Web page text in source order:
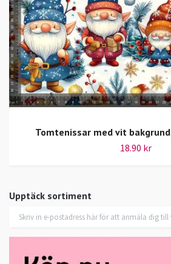
Upptäck sortiment
Tomtenissar med vit
18.90 kr